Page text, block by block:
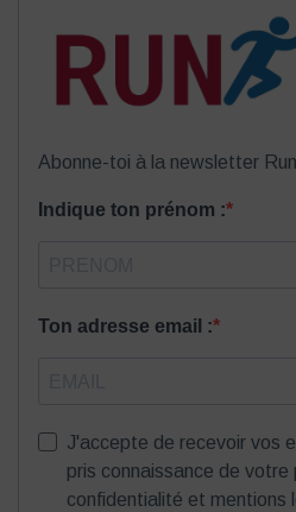
Abonne-toi à la newsletter
Indique ton prénom :
Ton adresse email :
J'accepte de recevoir vos
pris connaissance de votre
confidentialité et mentions